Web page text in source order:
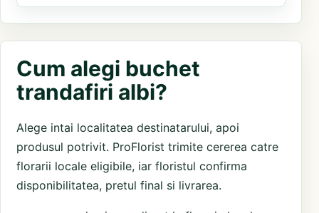
Cum alegi buchet
trandafiri albi?
Alege intai localitatea destinatarului, apoi
produsul potrivit. ProFlorist trimite cererea catre
florarii locale eligibile, iar floristul confirma
disponibilitatea, pretul final si livrarea.